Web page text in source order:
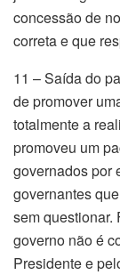
concessão de
correta e que
11 – Saída do
de promover
totalmente a
promoveu um
governados por
governantes
sem questionar.
governo não é
Presidente e